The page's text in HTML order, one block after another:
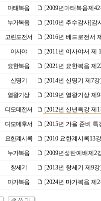
마태복음 [2009년마태복음제
누가복음 [2010년 추수감사]감
고린도전서 [2016년 베드로전서
이사야 [2011년 이사야서 제
요한복음 [2021년 요한복음 제
신명기 [2014년 신명기 제7
열왕기상 [2019년 열왕기상 제
디모데전서 [2012년 신년특강 제
디모데후서 [2015년 가을 준비
요한계시록 [2010 요한계시록13
누가복음 [2009년성탄예배제2
창세기 [2013년 창세기 제9
마가복음 [2024년 마가복음 제